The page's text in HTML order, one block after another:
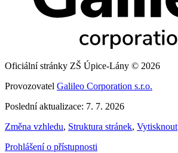
Oficiální stránky ZŠ Úpice-Lány © 2026
Provozovatel Galileo Corporation s.r.o.
Poslední aktualizace: 7. 7. 2026
Změna vzhledu, Struktura stránek, Vytisknout
Prohlášení o přístupnosti